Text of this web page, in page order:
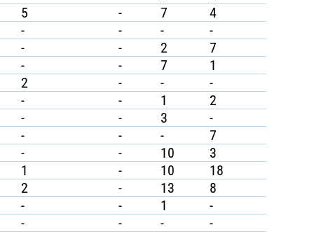
5
- 7
4
-
- -
-
-
- 2
7
-
- 7
1
2
- -
-
-
- 1
2
-
- 3
-
-
- -
7
-
- 10
3
1
- 10
18
2
- 13
8
-
- 1
-
-
- - -